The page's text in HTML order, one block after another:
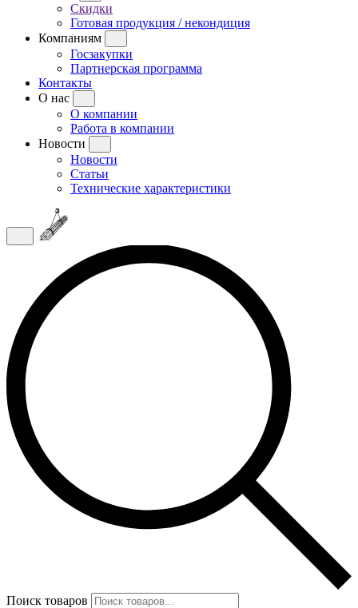
Скидки
Готовая продукция / некондиция
Компаниям
Госзакупки
Партнерская программа
Контакты
О нас
О компании
Работа в компании
Новости
Новости
Статьи
Технические характеристики
Поиск товаров